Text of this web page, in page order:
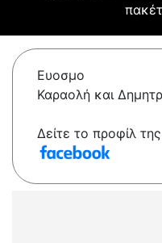
Ευοσμο
Καραολή και
Δείτε το προφίλ